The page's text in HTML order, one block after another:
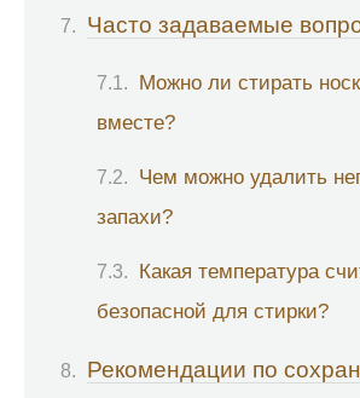
Часто задаваемые
Можно ли стирать
вместе?
Чем можно удалить
запахи?
Какая температура
безопасной для стирки?
Рекомендации по